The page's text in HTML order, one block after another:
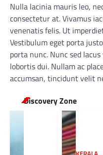
Nulla lacinia mauris leo,
consectetur at. Vivamus
venenatis felis. Ut
Vestibulum eget porta
porta nunc. Nunc sed
lobortis dui. Nullam ac
accumsan, tincidunt velit
Discovery Zone